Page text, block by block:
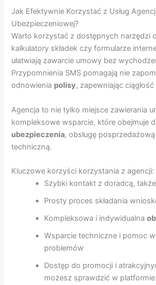
Jak Efektywnie Korzystać z Usług
Ubezpieczeniowej?
Warto korzystać z dostępnych narzędzi
kalkulatory składek czy formularze
ułatwiają zawarcie umowy bez
Przypomnienia SMS pomagają nie
odnowienia polisy, zapewniając
Agencja to nie tylko miejsce zawierania
kompleksowe wsparcie, które obejmuje
ubezpieczenia, obsługę
techniczną.
Kluczowe korzyści korzystania z agencji:
Szybki kontakt z doradcą,
Prosty proces składania
Kompleksowa i indywidualna
Wsparcie techniczne i pomoc
problemów
Dostęp do promocji i
możesz sprawdzić w platformie